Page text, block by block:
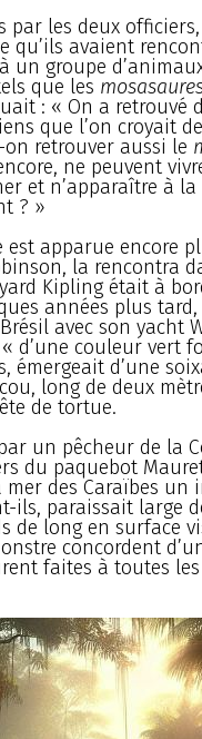
par les deux
avaient
un groupe
que les
: « On a retrouvé
que l’on croyait
retrouver aussi le
ne peuvent
et n’apparaître à
? »
apparue encore
la rencontra
Kipling était à
années plus
avec son yacht
d’une couleur vert
émergeait d’une
long de deux
de tortue.
un pêcheur de la
du paquebot
des Caraïbes un
ils, paraissait large
de long en surface
concordent
faites à toutes